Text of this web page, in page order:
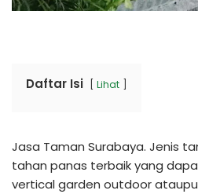
Daftar Isi Lihat
Jasa Taman Surabaya. Jenis
tahan panas terbaik yang
vertical garden outdoor